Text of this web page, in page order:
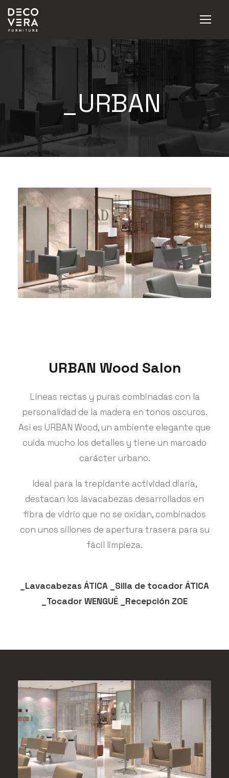
_URBAN|
URBAN Wood Salon
Líneas rectas y puras combinadas con la
personalidad de la madera en tonos oscuros.
Así es URBAN Wood, un ambiente elegante que
cuida mucho los detalles y tiene un marcado
carácter urbano.
Ideal para la trepidante actividad diaria,
destacan los lavacabezas desarrollados en
fibra de vidrio que no se oxidan, combinados
con unos sillones de apertura trasera para su
fácil limpieza.
_Lavacabezas ÁTICA _Silla de tocador ÁTICA
_Tocador WENGUÉ _Recepción ZOE